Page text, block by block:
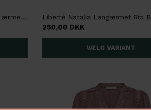
Ze-ZE Cira Bluse med v-hals, 3/4 ærmer, Stribet, Lyserød
250,00 DKK